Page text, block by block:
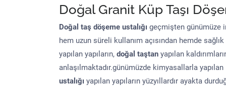
Doğal Granit Küp Taşı
Doğal taş döşeme ustalığı geçmişten günümüze
hem uzun süreli kullanım açısından hemde
yapılan yapıların, doğal taştan yapılan
anlaşılmaktadır.günümüzde kimyasallarla
ustalığı yapılan yapıların yüzyıllardır ayakta